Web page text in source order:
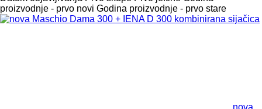
proizvodnje - prvo novi Godina proizvodnje - prvo stare
nova